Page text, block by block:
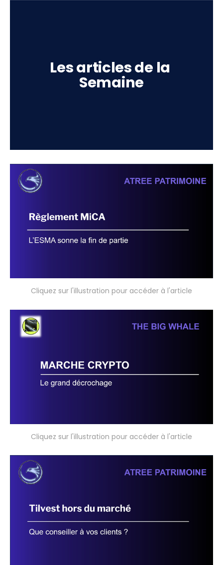
Les articles de la
Semaine
Cliquez sur l'illustration pour accéder à l'article
Cliquez sur l'illustration pour accéder à l'article